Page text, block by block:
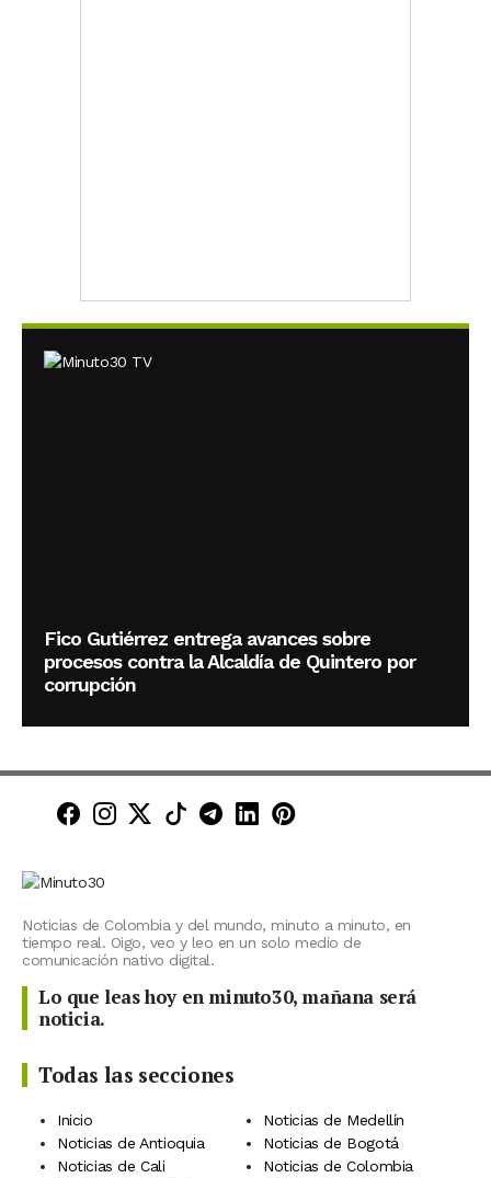
Fico Gutiérrez entrega avances sobre
procesos contra la Alcaldía de Quintero por
corrupción
Minuto30 en Facebook
Minuto30 en Instagram
Minuto30 en X (Twitter)
Minuto30 en TikTok
Canal de Minuto30 en
Minuto30 en LinkedIn
Minuto30 en
Noticias de Colombia y del mundo, minuto a minuto, en
tiempo real. Oigo, veo y leo en un solo medio de
comunicación nativo digital.
Lo que leas hoy en minuto30, mañana será
noticia.
Todas las secciones
Inicio
Noticias de Medellín
Noticias de Antioquia
Noticias de Bogotá
Noticias de Cali
Noticias de Colombia